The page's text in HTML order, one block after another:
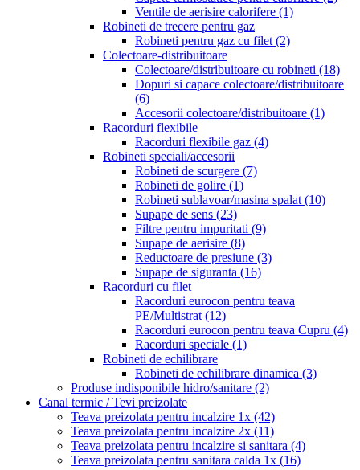
Ventile de aerisire calorifere (1)
Robineti de trecere pentru gaz
Robineti pentru gaz cu filet (2)
Colectoare-distribuitoare
Colectoare/distribuitoare cu robineti (18)
Dopuri si capace colectoare/distribuitoare
(6)
Accesorii colectoare/distribuitoare (1)
Racorduri flexibile
Racorduri flexibile gaz (4)
Robineti speciali/accesorii
Robineti de scurgere (7)
Robineti de golire (1)
Robineti sublavoar/masina spalat (10)
Supape de sens (23)
Filtre pentru impuritati (9)
Supape de aerisire (8)
Reductoare de presiune (3)
Supape de siguranta (16)
Racorduri cu filet
Racorduri eurocon pentru teava
PE/Multistrat (12)
Racorduri eurocon pentru teava Cupru (4)
Racorduri speciale (1)
Robineti de echilibrare
Robineti de echilibrare dinamica (3)
Produse indisponibile hidro/sanitare (2)
Canal termic / Tevi preizolate
Teava preizolata pentru incalzire 1x (42)
Teava preizolata pentru incalzire 2x (11)
Teava preizolata pentru incalzire si sanitara (4)
Teava preizolata pentru sanitara calda 1x (16)